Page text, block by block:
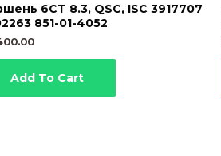
6СT 8.3, QSC, ISC 3917707
851-01-4052
Add To Cart